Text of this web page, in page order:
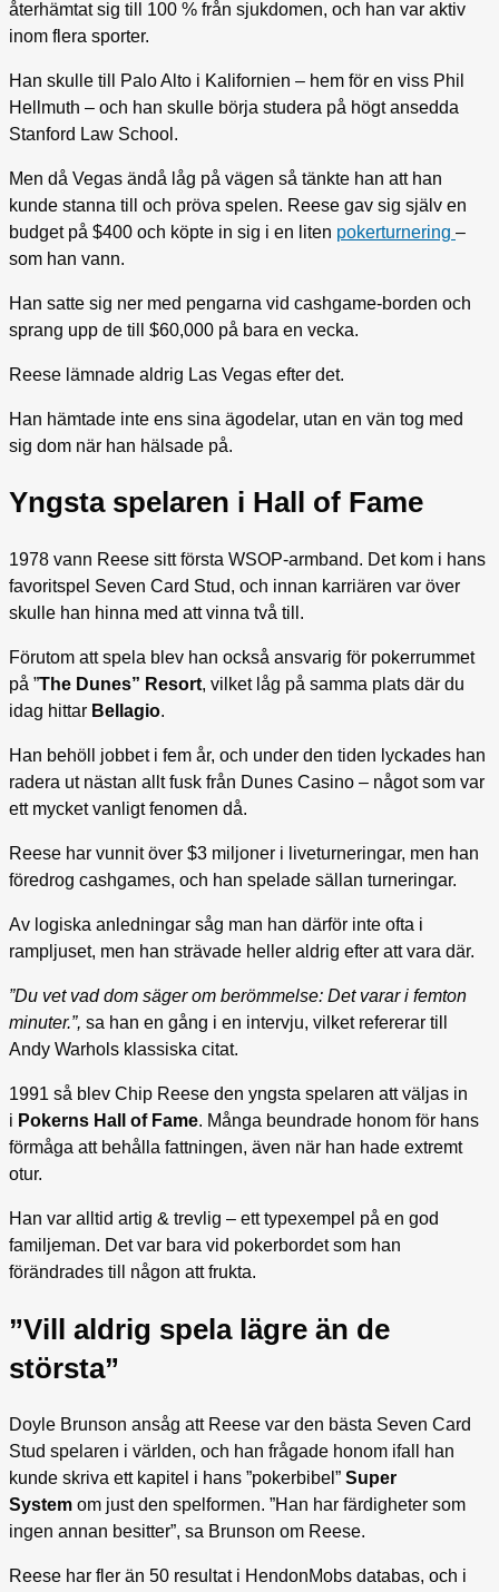
återhämtat sig till 100 % från sjukdomen, och han var aktiv
inom flera sporter.
Han skulle till Palo Alto i Kalifornien – hem för en viss Phil
Hellmuth – och han skulle börja studera på högt ansedda
Stanford Law School.
Men då Vegas ändå låg på vägen så tänkte han att han
kunde stanna till och pröva spelen. Reese gav sig själv en
budget på $400 och köpte in sig i en liten pokerturnering –
som han vann.
Han satte sig ner med pengarna vid cashgame-borden och
sprang upp de till $60,000 på bara en vecka.
Reese lämnade aldrig Las Vegas efter det.
Han hämtade inte ens sina ägodelar, utan en vän tog med
sig dom när han hälsade på.
Yngsta spelaren i Hall of Fame
1978 vann Reese sitt första WSOP-armband. Det kom i hans
favoritspel Seven Card Stud, och innan karriären var över
skulle han hinna med att vinna två till.
Förutom att spela blev han också ansvarig för pokerrummet
på ”The Dunes” Resort, vilket låg på samma plats där du
idag hittar Bellagio.
Han behöll jobbet i fem år, och under den tiden lyckades han
radera ut nästan allt fusk från Dunes Casino – något som var
ett mycket vanligt fenomen då.
Reese har vunnit över $3 miljoner i liveturneringar, men han
föredrog cashgames, och han spelade sällan turneringar.
Av logiska anledningar såg man han därför inte ofta i
rampljuset, men han strävade heller aldrig efter att vara där.
”Du vet vad dom säger om berömmelse: Det varar i femton
minuter.”, sa han en gång i en intervju, vilket refererar till
Andy Warhols klassiska citat.
1991 så blev Chip Reese den yngsta spelaren att väljas in
i Pokerns Hall of Fame. Många beundrade honom för hans
förmåga att behålla fattningen, även när han hade extremt
otur.
Han var alltid artig & trevlig – ett typexempel på en god
familjeman. Det var bara vid pokerbordet som han
förändrades till någon att frukta.
”Vill aldrig spela lägre än de
största”
Doyle Brunson ansåg att Reese var den bästa Seven Card
Stud spelaren i världen, och han frågade honom ifall han
kunde skriva ett kapitel i hans ”pokerbibel” Super
System om just den spelformen. ”Han har färdigheter som
ingen annan besitter”, sa Brunson om Reese.
Reese har fler än 50 resultat i HendonMobs databas, och i